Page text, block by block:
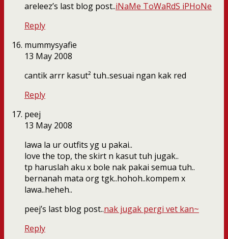
areleez’s last blog post..iNaMe ToWaRdS iPHoNe
Reply
mummysyafie
13 May 2008
cantik arrr kasut² tuh..sesuai ngan kak red
Reply
peej
13 May 2008
lawa la ur outfits yg u pakai..
love the top, the skirt n kasut tuh jugak..
tp haruslah aku x bole nak pakai semua tuh..
bernanah mata org tgk..hohoh..kompem x
lawa..heheh..
peej’s last blog post..nak jugak pergi vet kan~
Reply